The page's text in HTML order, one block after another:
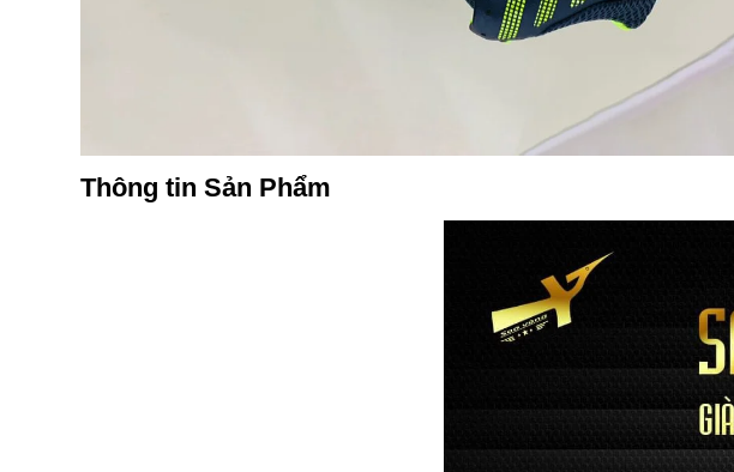
Thông tin Sản Phẩm